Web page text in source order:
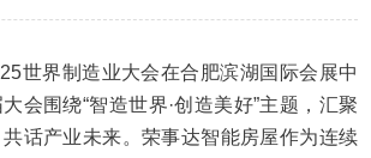
界制造业大会在合肥滨湖国际会展中
会围绕“智造世界·创造美好”主题，汇聚
话产业未来。荣事达智能房屋作为连续